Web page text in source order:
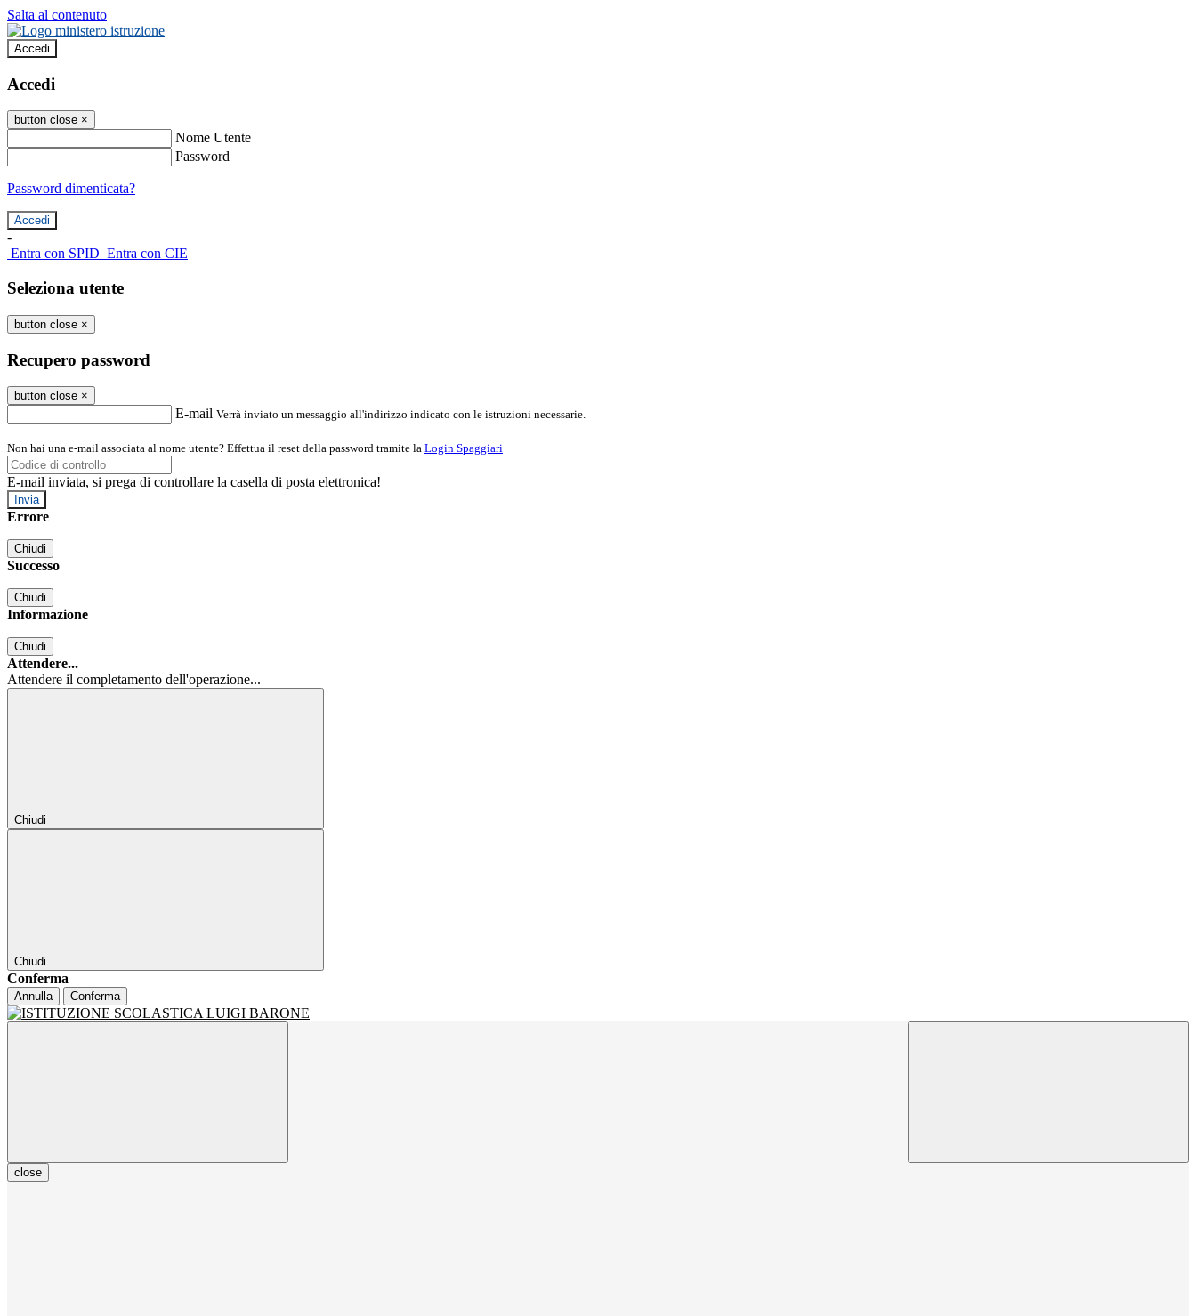
Salta al contenuto
Accedi
Accedi
button close ×
Nome Utente
Password
Password dimenticata?
-
Entra con SPID Entra con CIE
Seleziona utente
button close ×
Recupero password
button close ×
E-mail Verrà inviato un messaggio all'indirizzo indicato con le istruzioni necessarie.
Non hai una e-mail associata al nome utente? Effettua il reset della password tramite la Login Spaggiari
E-mail inviata, si prega di controllare la casella di posta elettronica!
Errore
Chiudi
Successo
Chiudi
Informazione
Chiudi
Attendere...
Attendere il completamento dell'operazione...
Chiudi
Chiudi
Conferma
Annulla Conferma
close